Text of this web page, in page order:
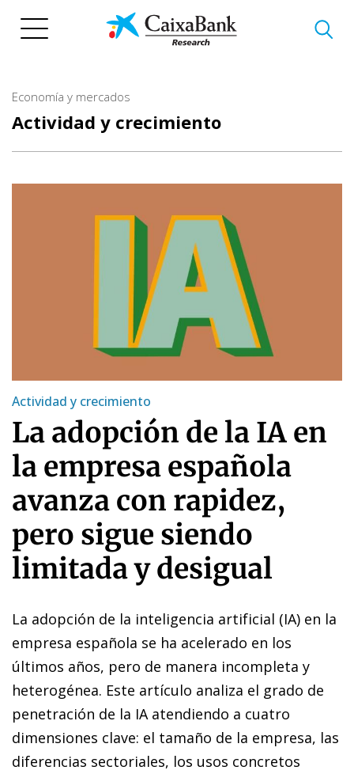
Economía y mercados
Actividad y crecimiento
Actividad y crecimiento
La adopción de la IA en
la empresa española
avanza con rapidez,
pero sigue siendo
limitada y desigual
La adopción de la inteligencia artificial (IA) en la
empresa española se ha acelerado en los
últimos años, pero de manera incompleta y
heterogénea. Este artículo analiza el grado de
penetración de la IA atendiendo a cuatro
dimensiones clave: el tamaño de la empresa, las
diferencias sectoriales, los usos concretos